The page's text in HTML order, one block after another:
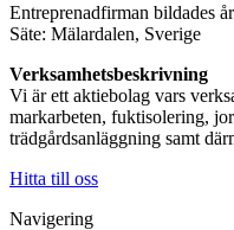
Entreprenadfirman bildades
Säte: Mälardalen, Sverige
Verksamhetsbeskrivning
Vi är ett aktiebolag vars
markarbeten, fuktisolering,
trädgårdsanläggning samt
Hitta till oss
Navigering